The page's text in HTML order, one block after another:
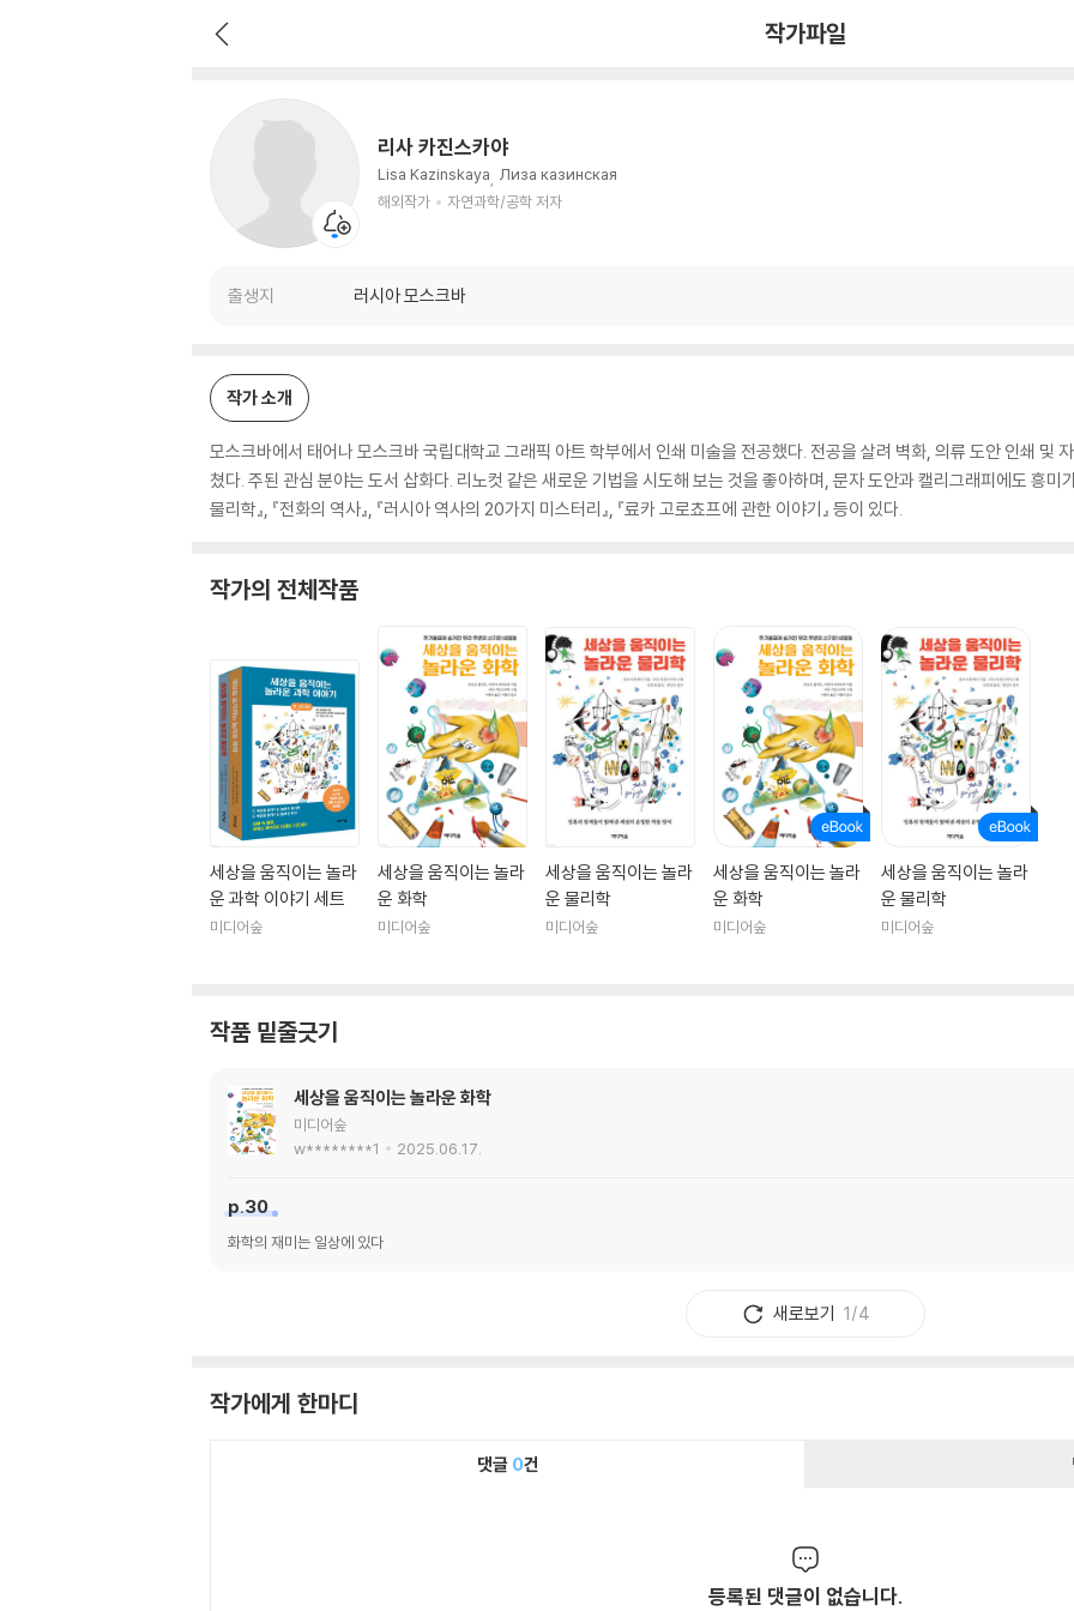
작가파일
리사 카진스카야
Lisa Kazinskaya
Лиза казинская
해외작가
자연과학/공학 저자
출생지 러시아 모스크바
작가 소개
모스크바에서 태어나 모스크바 국립대학교 그래픽 아트 학부에서 인쇄 미술을 전공했다. 전공을 살려 벽화, 의류 도안 인쇄 및
쳤다. 주된 관심 분야는 도서 삽화다. 리노컷 같은 새로운 기법을 시도해 보는 것을 좋아하며, 문자 도안과 캘리그래피에도 흥미
물리학』, 『전화의 역사』, 『러시아 역사의 20가지 미스터리』, 『료카 고로쵸프에 관한 이야기』 등이 있다.
작가의 전체작품
세상을 움직이는 놀라
운 과학 이야기 세트
미디어숲
세상을 움직이는 놀라
운 화학
미디어숲
세상을 움직이는 놀라
운 물리학
미디어숲
세상을 움직이는 놀라
운 화학
미디어숲
세상을 움직이는 놀라
운 물리학
미디어숲
작품 밑줄긋기
세상을 움직이는 놀라운 화학
미디어숲
w********1
2025.06.17.
p.30
화학의 재미는 일상에 있다
새로보기 1/4
작가에게 한마디
댓글 0건
등록된 댓글이 없습니다.